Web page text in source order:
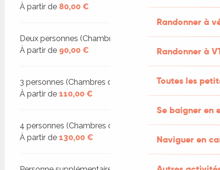
Randonner à
Randonner à
Toutes les
Se baigner en
Naviguer en
À partir de 80,00 €
Deux personnes (Chambres d'hôtes)
À partir de 90,00 €
3 personnes (Chambres d'hôtes)
À partir de 110,00 €
4 personnes (Chambres d'hôtes)
À partir de 130,00 €